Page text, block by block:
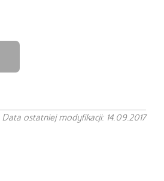
Data ostatniej modyfikacji: 14.09.2017